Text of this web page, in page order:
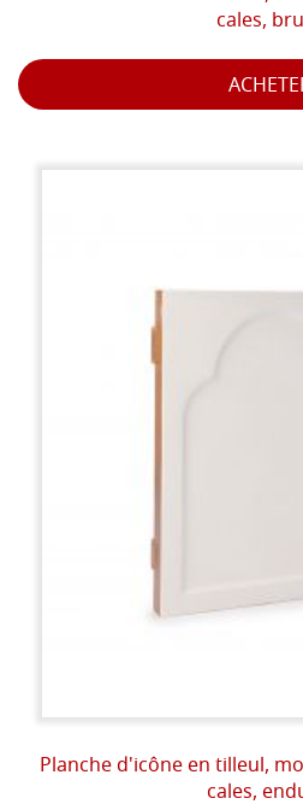
cales,
Planche d'icône en tilleul,
cales,